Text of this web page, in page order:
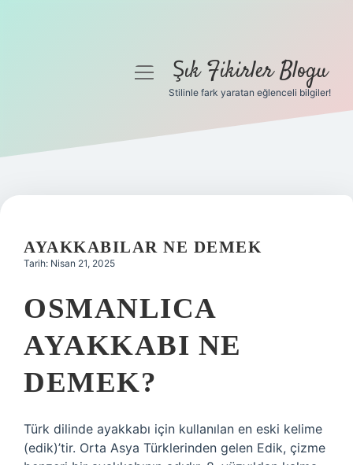
Gizlilik Politikası
Yasal Uyarı
menüyüŞık Fikirler Blogu
Stilinle fark yaratan eğlenceli bilgiler!
AYAKKABILAR NE DEMEK
Tarih: Nisan 21, 2025
OSMANLICA
AYAKKABI NE
DEMEK?
Türk dilinde ayakkabı için kullanılan en eski kelime
(edik)’tir. Orta Asya Türklerinden gelen Edik, çizme